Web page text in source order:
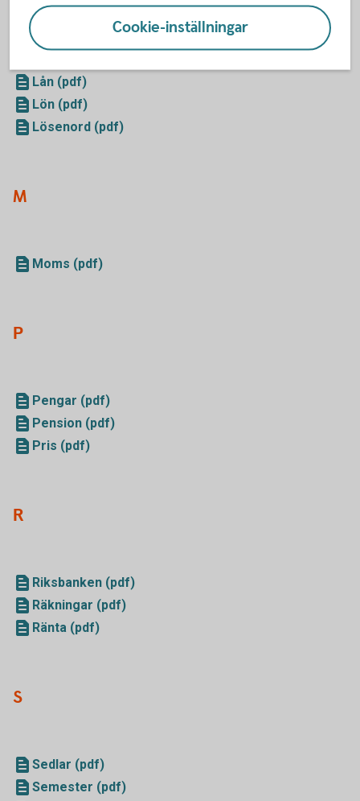
Lån (pdf)
Lön (pdf)
Lösenord (pdf)
M
Moms (pdf)
P
Pengar (pdf)
Pension (pdf)
Pris (pdf)
R
Riksbanken (pdf)
Räkningar (pdf)
Ränta (pdf)
S
Sedlar (pdf)
Semester (pdf)
Cookie-inställningar